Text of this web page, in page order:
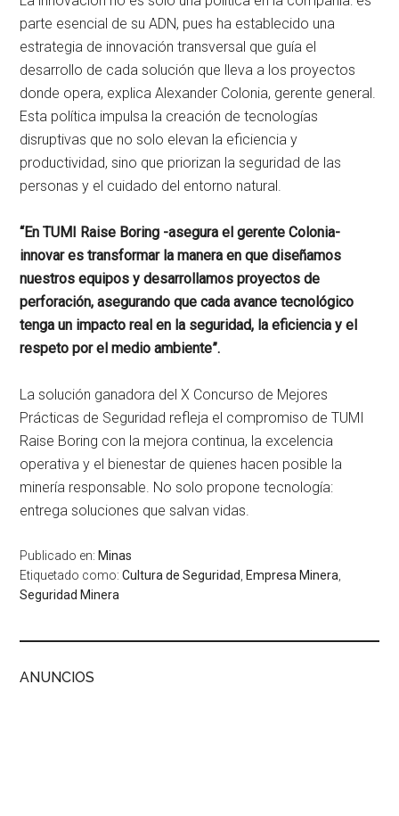
parte esencial de su ADN, pues ha establecido una
estrategia de innovación transversal que guía el
desarrollo de cada solución que lleva a los proyectos
donde opera, explica Alexander Colonia, gerente general.
Esta política impulsa la creación de tecnologías
disruptivas que no solo elevan la eficiencia y
productividad, sino que priorizan la seguridad de las
personas y el cuidado del entorno natural.
“En TUMI Raise Boring -asegura el gerente Colonia-
innovar es transformar la manera en que diseñamos
nuestros equipos y desarrollamos proyectos de
perforación, asegurando que cada avance tecnológico
tenga un impacto real en la seguridad, la eficiencia y el
respeto por el medio ambiente”.
La solución ganadora del X Concurso de Mejores
Prácticas de Seguridad refleja el compromiso de TUMI
Raise Boring con la mejora continua, la excelencia
operativa y el bienestar de quienes hacen posible la
minería responsable. No solo propone tecnología:
entrega soluciones que salvan vidas.
Publicado en:Minas
Etiquetado como:Cultura de Seguridad ,Empresa Minera
Seguridad Minera
ANUNCIOS